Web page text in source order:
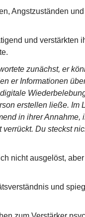
Angstzuständen
und verstärkten
zunächst, er
er Informationen
erstellen ließe. Im
in ihrer Annahme,
Du steckst
nicht ausgelöst,
und